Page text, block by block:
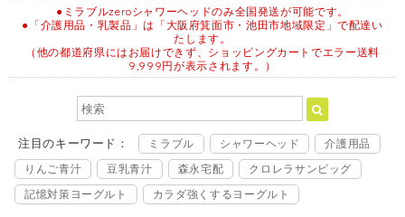
●ミラブルzeroシャワーヘッドのみ全国発送が可能です。
●「介護用品・乳製品」は「大阪府箕面市・池田市地域限定」で配達い
たします。
（他の都道府県にはお届けできず、ショッピングカートでエラー送料
9,999円が表示されます。）
注目のキーワード： ミラブル シャワーヘッド
介護用品
りんご青汁
豆乳青汁 森永宅配
クロレラサンビッグ
記憶対策ヨーグルト
カラダ強くするヨーグルト